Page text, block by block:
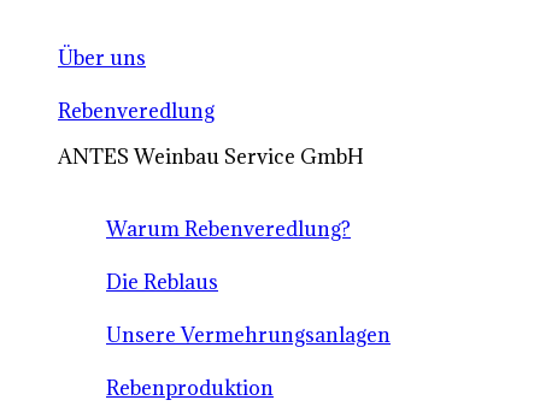
Über uns
Rebenveredlung
ANTES Weinbau Service GmbH
Warum Rebenveredlung?
Die Reblaus
Unsere Vermehrungsanlagen
Rebenproduktion